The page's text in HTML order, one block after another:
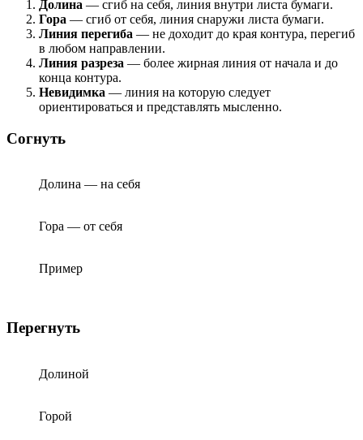
Долина — сгиб на себя, линия внутри листа бумаги.
Гора — сгиб от себя, линия снаружи листа бумаги.
Линия перегиба — не доходит до края контура, перегиб
в любом направлении.
Линия разреза — более жирная линия от начала и до
конца контура.
Невидимка — линия на которую следует
ориентироваться и представлять мысленно.
Согнуть
Долина — на себя
Гора — от себя
Пример
Перегнуть
Долиной
Горой